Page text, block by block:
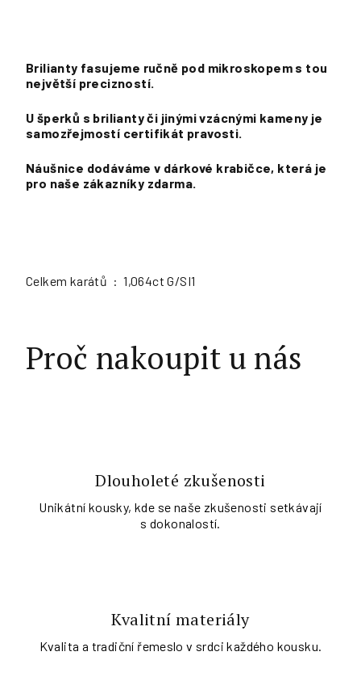
Brilianty fasujeme ručně pod mikroskopem s tou
největší precizností.
U šperků s brilianty či jinými vzácnými kameny je
samozřejmostí certifikát pravosti.
Náušnice dodáváme v dárkové krabičce, která je
pro naše zákazníky zdarma.
Celkem karátů : 1,064ct G/SI1
Proč nakoupit u nás
Dlouholeté zkušenosti
Unikátní kousky, kde se naše zkušenosti setkávají
s dokonalostí.
Kvalitní materiály
Kvalita a tradiční řemeslo v srdci každého kousku.